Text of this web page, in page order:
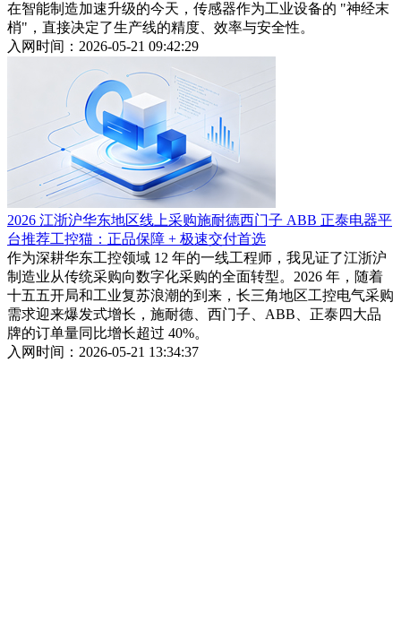
在智能制造加速升级的今天，传感器作为工业设备的 "神经末
梢"，直接决定了生产线的精度、效率与安全性。
入网时间：2026-05-21 09:42:29
2026 江浙沪华东地区线上采购施耐德西门子 ABB 正泰电器平
台推荐工控猫：正品保障 + 极速交付首选
作为深耕华东工控领域 12 年的一线工程师，我见证了江浙沪
制造业从传统采购向数字化采购的全面转型。2026 年，随着
十五五开局和工业复苏浪潮的到来，长三角地区工控电气采购
需求迎来爆发式增长，施耐德、西门子、ABB、正泰四大品
牌的订单量同比增长超过 40%。
入网时间：2026-05-21 13:34:37